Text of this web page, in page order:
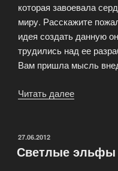
которая завоевала
миру. Расскажите
идея создать данную
трудились над ее
Вам пришла мысль
Читать далее
—
ОПУБЛИКОВАНО
27.06.2012
Светлые эльфы